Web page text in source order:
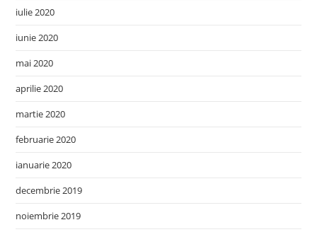
iulie 2020
iunie 2020
mai 2020
aprilie 2020
martie 2020
februarie 2020
ianuarie 2020
decembrie 2019
noiembrie 2019